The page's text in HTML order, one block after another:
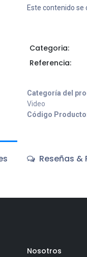
Este contenido se
Categoria:
Referencia:
Categoría del
Video
Código
Reseñas &
Nosotros